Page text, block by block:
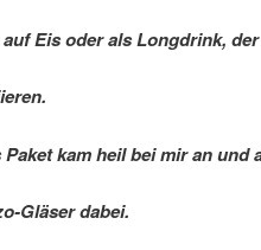
Eis oder als Longdrink,
Paket kam heil bei mir an
Gläser dabei.